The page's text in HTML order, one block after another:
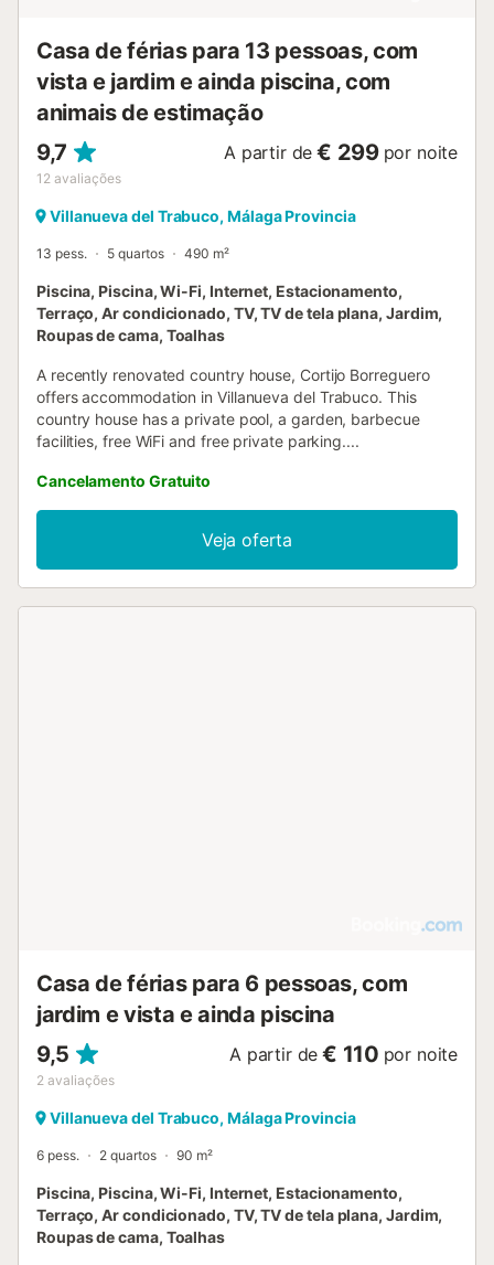
Casa de férias para 13 pessoas, com
vista e jardim e ainda piscina, com
animais de estimação
9,7
12 avaliações
A partir de € 299 por noite
Villanueva del Trabuco, Málaga Provincia
13 pess. 5 quartos 490 m²
Piscina, Piscina, Wi-Fi, Internet, Estacionamento,
Terraço, Ar condicionado, TV, TV de tela plana, Jardim,
Roupas de cama, Toalhas
A recently renovated country house, Cortijo Borreguero
offers accommodation in Villanueva del Trabuco. This
country house has a private pool, a garden, barbecue
facilities, free WiFi and free private parking....
Cancelamento Gratuito
Veja oferta
Casa de férias para 6 pessoas, com
jardim e vista e ainda piscina
9,5
2 avaliações
A partir de € 110 por noite
Villanueva del Trabuco, Málaga Provincia
6 pess. 2 quartos 90 m²
Piscina, Piscina, Wi-Fi, Internet, Estacionamento,
Terraço, Ar condicionado, TV, TV de tela plana, Jardim,
Roupas de cama, Toalhas